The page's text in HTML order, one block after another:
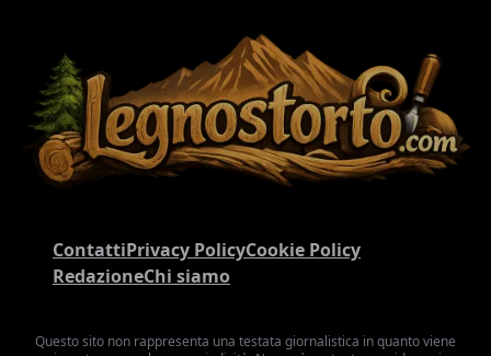
ContattiPrivacy PolicyCookie Policy
RedazioneChi siamo
Questo sito non rappresenta una testata giornalistica in quanto viene